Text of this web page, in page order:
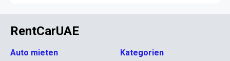
RentCarUAE
Auto mieten Kategorien